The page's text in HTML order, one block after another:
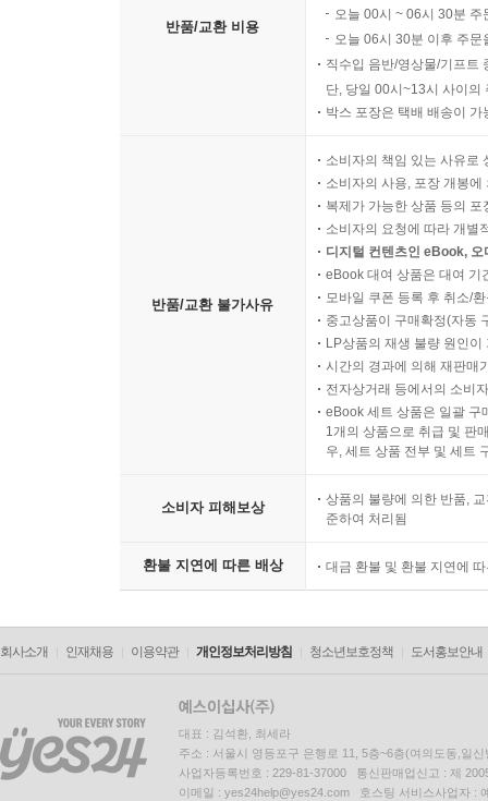
반품/교환 비용
오늘 00시 ~ 06시 30분
오늘 06시 30분 이후 주
직수입 음반/영상물/기프트
단, 당일 00시~13시 사이의
박스 포장은 택배 배송이
반품/교환 불가사유
소비자의 책임 있는 사유로
소비자의 사용, 포장 개봉
복제가 가능한 상품 등의
소비자의 요청에 따라 개별
디지털 컨텐츠인 eBook,
eBook 대여 상품은 대여 기
모바일 쿠폰 등록 후 취소/
중고상품이 구매확정(자동
LP상품의 재생 불량 원인
시간의 경과에 의해 재판매
전자상거래 등에서의 소비
eBook 세트 상품은 일괄 구
1개의 상품으로 취급 및 판
우, 세트 상품 전부 및 세트
소비자 피해보상
상품의 불량에 의한 반품,
준하여 처리됨
환불 지연에 따른 배상 대금 환불 및 환불 지연에
회사소개 인재채용 이용약관 개인정보처리방침 청소년보호정책 도서홍보안내
대표 : 김석환, 최세라
주소 : 서울시 영등포구 은행로 11, 5층~6층(여의도동,일신
사업자등록번호 : 229-81-37000 통신판매업신고 : 제
이메일 : yes24help@yes24.com 호스팅 서비스사업자 :